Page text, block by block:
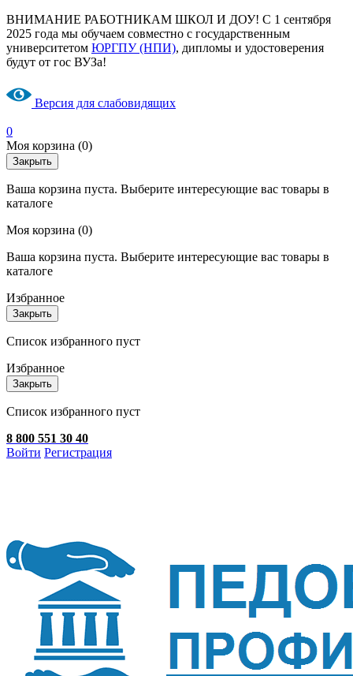
ВНИМАНИЕ РАБОТНИКАМ ШКОЛ И ДОУ! С 1 сентября
2025 года мы обучаем совместно с государственным
университетом ЮРГПУ (НПИ), дипломы и удостоверения
будут от гос ВУЗа!
Версия для слабовидящих
0
Моя корзина (0)
Закрыть
Ваша корзина пуста. Выберите интересующие вас товары в
каталоге
Моя корзина (0)
Ваша корзина пуста. Выберите интересующие вас товары в
каталоге
Избранное
Закрыть
Список избранного пуст
Избранное
Закрыть
Список избранного пуст
8 800 551 30 40
Войти Регистрация